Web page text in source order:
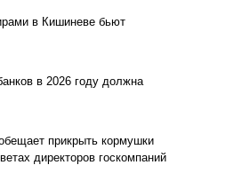
в Кишиневе бьют
в 2026 году должна
прикрыть кормушки
директоров госкомпаний